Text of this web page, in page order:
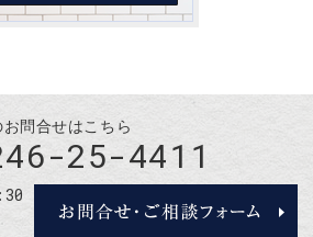
問合せはこちら
25-4411